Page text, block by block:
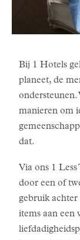
Bij 1 Hotels
planeet, de
ondersteunen.
manieren om
dat.
Via ons 1
door een of
gebruik achter
items aan een